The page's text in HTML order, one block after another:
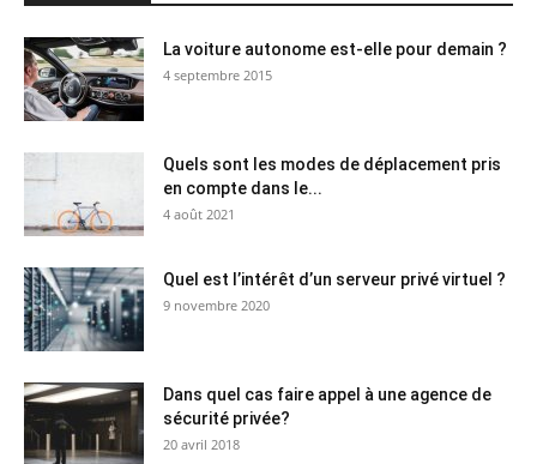
La voiture autonome est-elle pour demain ?
4 septembre 2015
Quels sont les modes de déplacement pris
en compte dans le...
4 août 2021
Quel est l’intérêt d’un serveur privé virtuel ?
9 novembre 2020
Dans quel cas faire appel à une agence de
sécurité privée?
20 avril 2018